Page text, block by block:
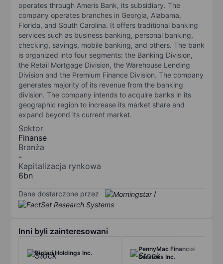
operates through Ameris Bank, its subsidiary. The
company operates branches in Georgia, Alabama,
Florida, and South Carolina. It offers traditional banking
services such as business banking, personal banking,
checking, savings, mobile banking, and others. The bank
is organized into four segments: the Banking Division,
the Retail Mortgage Division, the Warehouse Lending
Division and the Premium Finance Division. The company
generates majority of its revenue from the banking
division. The company intends to acquire banks in its
geographic region to increase its market share and
expand beyond its current market.
Sektor
Finanse
Branża
-
Kapitalizacja rynkowa
6bn
Dane dostarczone przez /
Inni byli zainteresowani
Biglari Holdings Inc.
PennyMac Financial
Services Inc.